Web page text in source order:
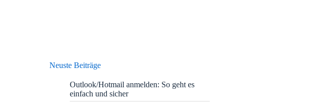
Neuste Beiträge
Outlook/Hotmail anmelden: So geht es
einfach und sicher